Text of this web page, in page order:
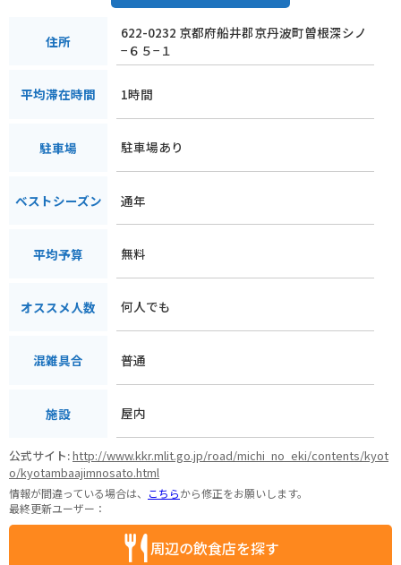
住所
622-0232 京都府船井郡京丹波町曽根深シノ
−６５−１
平均滞在時間 1時間
駐車場 駐車場あり
ベストシーズン 通年
平均予算 無料
オススメ人数 何人でも
混雑具合 普通
施設 屋内
公式サイト:http://www.kkr.mlit.go.jp/road/michi_no_eki/contents/kyot
o/kyotambaajimnosato.html
情報が間違っている場合は、 こちらから修正をお願いします。
最終更新ユーザー：
周辺の飲食店を探す